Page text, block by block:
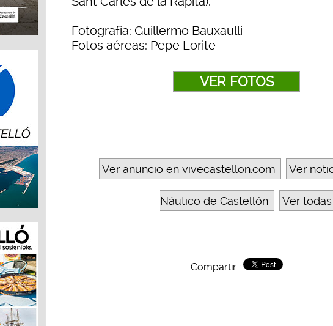
Fotografía: Guillermo Bauxaulli
Fotos aéreas: Pepe Lorite
VER FOTOS
Ver anuncio en vivecastellon.com Ver
Náutico de Castellón Ver todas
Compartir :